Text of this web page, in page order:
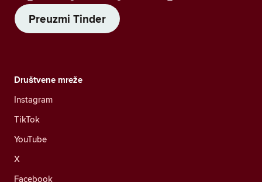
Preuzmi Tinder
Društvene mreže
Instagram
TikTok
YouTube
X
Facebook